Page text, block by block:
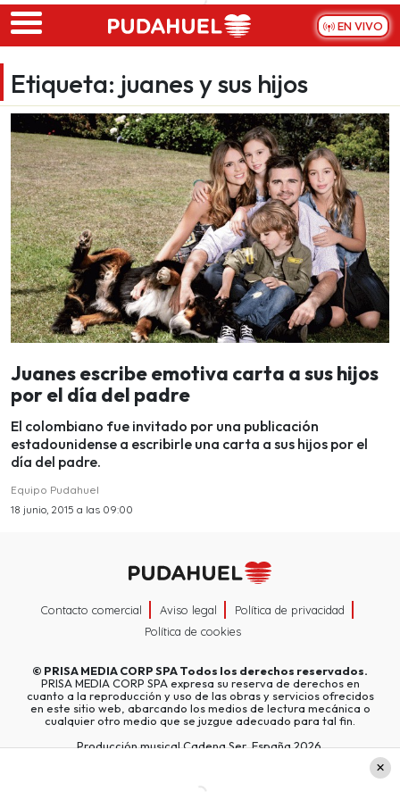
Skip to main content
EN VIVO
Etiqueta: juanes y sus hijos
Juanes escribe emotiva carta a sus hijos
por el día del padre
El colombiano fue invitado por una publicación
estadounidense a escribirle una carta a sus hijos por el
día del padre.
Equipo Pudahuel
18 junio, 2015 a las 09:00
Contacto comercial Aviso legal
Política de privacidad
Política de cookies
© PRISA MEDIA CORP SPATodos los derechos reservados.
PRISA MEDIA CORP SPA expresa su reserva de derechos en
cuanto a la reproducción y uso de las obras y servicios ofrecidos
en este sitio web, abarcando los medios de lectura mecánica o
cualquier otro medio que se juzgue adecuado para tal fin.
Producción musical Cadena Ser, España 2026.